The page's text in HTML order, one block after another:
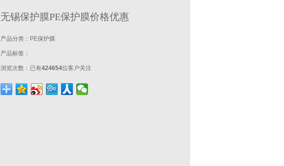
无锡保护膜PE保护膜价格优惠
产品分类： PE保护膜
产品标签：
浏览次数： 已有424654位客户关注